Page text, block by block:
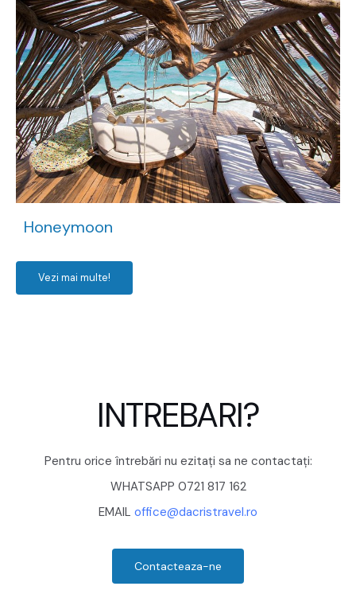
Honeymoon
Vezi mai multe!
INTREBARI?
Pentru orice întrebări nu ezitați sa ne contactați:
WHATSAPP 0721 817 162
EMAIL office@dacristravel.ro
Contacteaza-ne